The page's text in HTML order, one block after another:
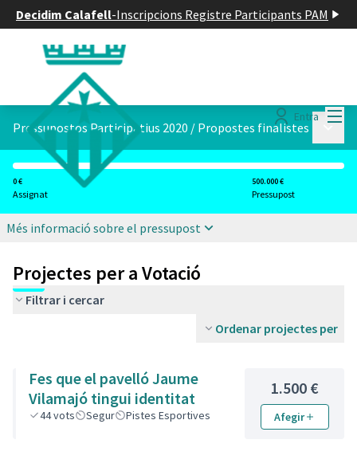
Decidim Calafell-Inscripcions Registre Participants PAM
Entra
Pressupostos Participatius 2020 / Propostes finalistes
0 €
Assignat
500.000 €
Pressupost
Més informació sobre el pressupost
Projectes per a Votació
Filtrar i cercar
Ordenar projectes per
Fes que el pavelló Jaume
Vilamajó tingui identitat
44vots Segur Pistes Esportives
1.500 €
Afegir